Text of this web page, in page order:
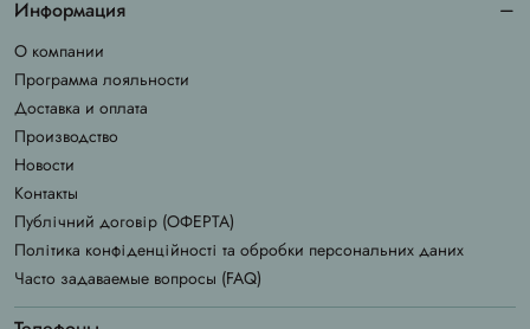
Информация
О компании
Программа лояльности
Доставка и оплата
Производство
Новости
Контакты
Публічний договір (ОФЕРТА)
Політика конфіденційності та обробки персональних даних
Часто задаваемые вопросы (FAQ)